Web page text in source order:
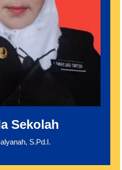
Sekolah
S.Pd.I.